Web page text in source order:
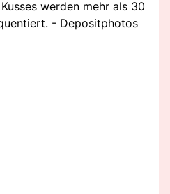
werden mehr als 30
- Depositphotos